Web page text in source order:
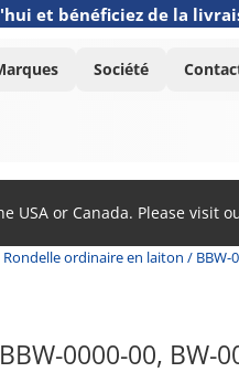
et bénéficiez de la
Société
USA or Canada. Please visit
Rondelle ordinaire en laiton / BBW-
0000-00, BW-